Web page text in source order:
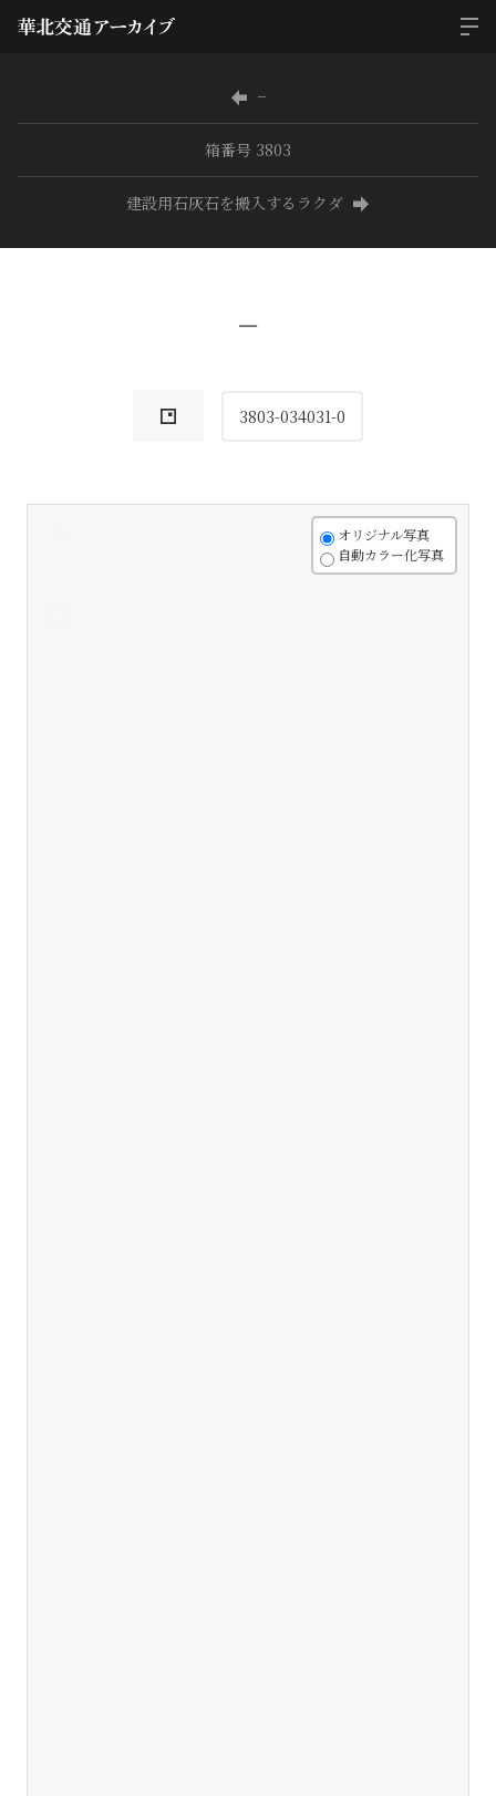
−
箱番号 3803
建設用石灰石を搬入するラクダ
−
3803-034031-0
オリジナル写真
自動カラー化写真